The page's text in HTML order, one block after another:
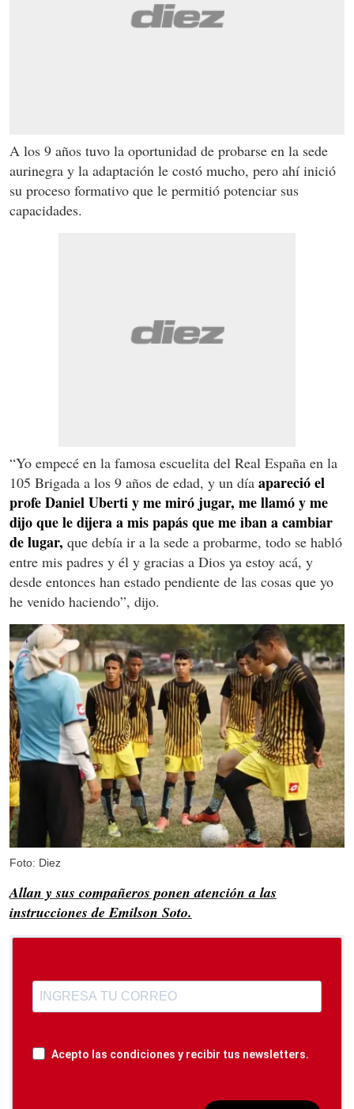
A los 9 años tuvo la oportunidad de probarse en la sede
aurinegra y la adaptación le costó mucho, pero ahí inició
su proceso formativo que le permitió potenciar sus
capacidades.
“Yo empecé en la famosa escuelita del Real España en la
105 Brigada a los 9 años de edad, y un día apareció el
profe Daniel Uberti y me miró jugar, me llamó y me
dijo que le dijera a mis papás que me iban a cambiar
de lugar, que debía ir a la sede a probarme, todo se habló
entre mis padres y él y gracias a Dios ya estoy acá, y
desde entonces han estado pendiente de las cosas que yo
he venido haciendo”, dijo.
Foto: Diez
Allan y sus compañeros ponen atención a las
instrucciones de Emilson Soto.
Acepto las condiciones y recibir tus newsletters.